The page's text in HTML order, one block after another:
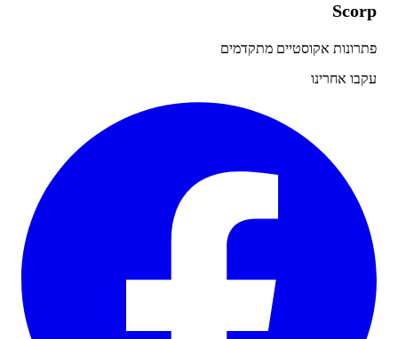
אקוסטיים מתקדמים
אחרינו